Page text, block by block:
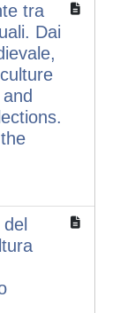
tra
Dai